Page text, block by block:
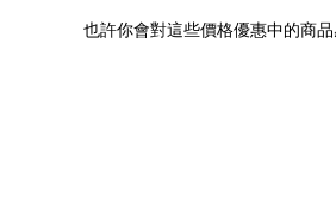
也許你會對這些價格優惠中的商品